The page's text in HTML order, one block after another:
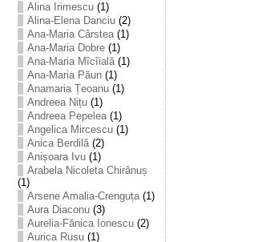
Alina Irimescu(1)
Alina-Elena Danciu(2)
Ana-Maria Cârstea(1)
Ana-Maria Dobre(1)
Ana-Maria Mîcîială(1)
Ana-Maria Păun(1)
Anamaria Țeoanu(1)
Andreea Nițu(1)
Andreea Pepelea(1)
Angelica Mircescu(1)
Anica Berdilă(2)
Anișoara Ivu(1)
Arabela Nicoleta Chirănuș
(1)
Arsene Amalia-Crenguța(1)
Aura Diaconu(3)
Aurelia-Fănica Ionescu(2)
Aurica Rusu(1)